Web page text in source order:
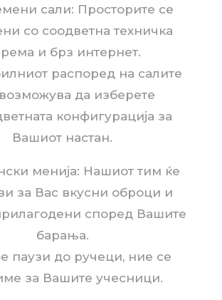
сали: Просторите се
со соодветна техничка
и брз интернет.
распоред на салите
да изберете
конфигурација за
Вашиот настан.
менија: Нашиот тим ќе
за Вас вкусни оброци и
според Вашите
барања.
паузи до ручеци, ние се
за Вашите учесници.